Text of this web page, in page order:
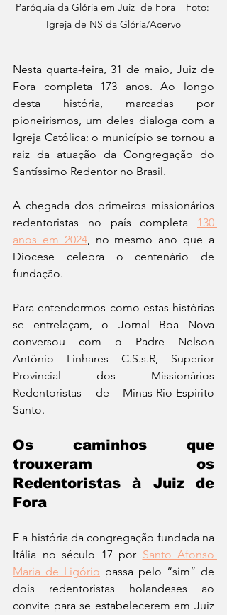
Paróquia da Glória em Juiz  de Fora  | Foto:
Igreja de NS da Glória/Acervo
Nesta quarta-feira, 31 de maio, Juiz de
Fora completa 173 anos. Ao longo
desta história, marcadas por
pioneirismos, um deles dialoga com a
Igreja Católica: o município se tornou a
raiz da atuação da Congregação do
Santíssimo Redentor no Brasil.
A chegada dos primeiros missionários
redentoristas no país completa 130
anos em 2024, no mesmo ano que a
Diocese celebra o centenário de
fundação.
Para entendermos como estas histórias
se entrelaçam, o Jornal Boa Nova
conversou com o Padre Nelson
Antônio Linhares C.S.s.R, Superior
Provincial dos Missionários
Redentoristas de Minas-Rio-Espírito
Santo.
Os caminhos que
trouxeram os
Redentoristas à Juiz de
Fora
E a história da congregação fundada na
Itália no século 17 por Santo Afonso
Maria de Ligório passa pelo “sim” de
dois redentoristas holandeses ao
convite para se estabelecerem em Juiz